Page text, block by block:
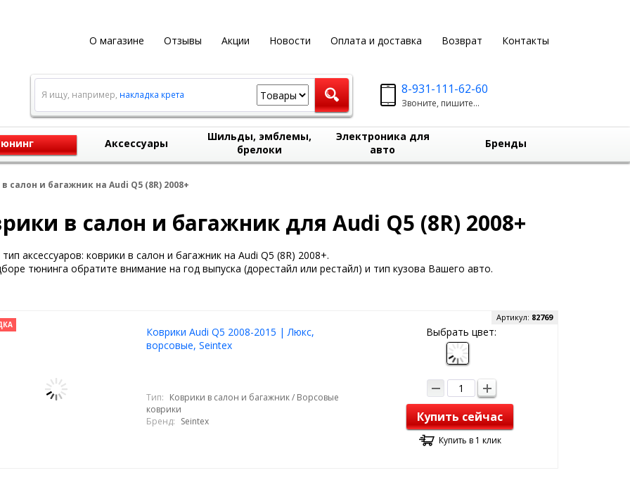
О магазине Отзывы Акции Новости Оплата и доставка Возврат Контакты
8-931-111-62-60
Звоните, пишите...
Я ищу, например, накладка крета
Аксессуары
Шильды, эмблемы,
брелоки
Электроника для
авто
Бренды
салон и багажник на Audi Q5 (8R) 2008+
в салон и багажник для Audi Q5 (8R) 2008+
аксессуаров: коврики в салон и багажник на Audi Q5 (8R) 2008+.
тюнинга обратите внимание на год выпуска (дорестайл или рестайл) и тип кузова Вашего авто.
Коврики Audi Q5 2008-2015 | Люкс,
ворсовые, Seintex
Артикул: 82769
Тип: Коврики в салон и багажник / Ворсовые
коврики
Бренд: Seintex
Выбрать цвет:
Купить сейчас
Купить в 1 клик